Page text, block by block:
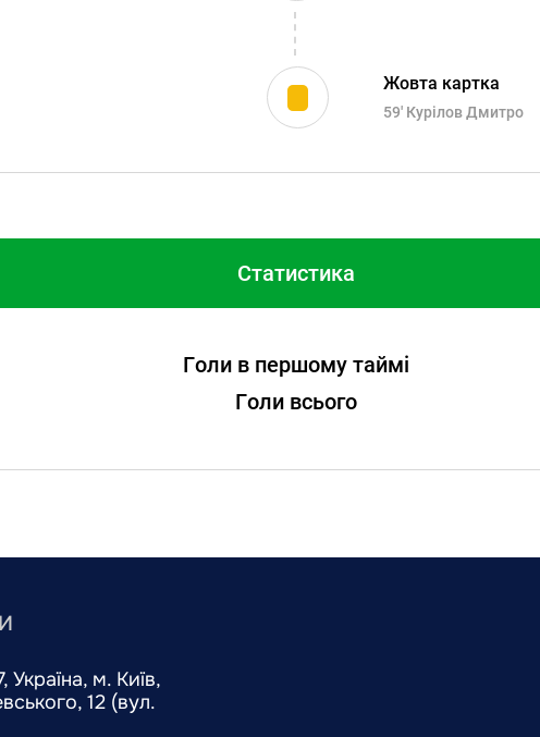
Жовта картка
59' Курілов Дмитро
Статистика
Голи в першому таймі
Голи всього
м. Київ,
12 (вул.